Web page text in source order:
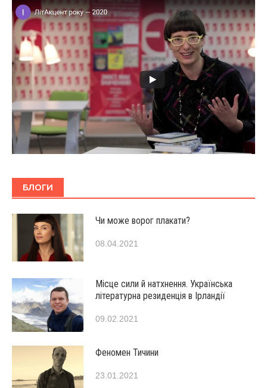
БЛОГИ
Чи може ворог плакати?
08.04.2021
Місце сили й натхнення. Українська
літературна резиденція в Ірландії
09.02.2021
Феномен Тичини
23.01.2021